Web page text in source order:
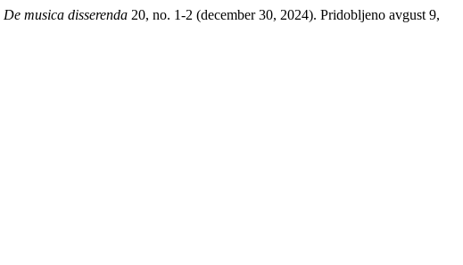
De musica disserenda 20, no. 1-2 (december 30, 2024). Pridobljeno avgust 9,